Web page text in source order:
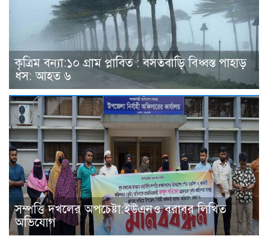
কৃত্রিম বন্যা:১০ গ্রাম প্লাবিত : বসতবাড়ি বিধ্বস্ত পাহাড়
ধস: আহত ৬
সম্পত্তি দখলের অপচেষ্টা:ইউএনও বরাবর লিখিত
অভিযোগ